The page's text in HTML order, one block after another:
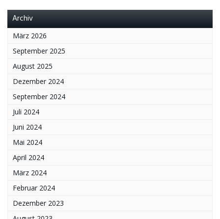
Archiv
März 2026
September 2025
August 2025
Dezember 2024
September 2024
Juli 2024
Juni 2024
Mai 2024
April 2024
März 2024
Februar 2024
Dezember 2023